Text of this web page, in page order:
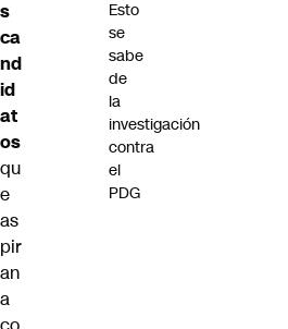
s
ca
nd
id
at
os
qu
e
as
pir
an
a
Esto
se
sabe
de
la
investigación
contra
el
PDG